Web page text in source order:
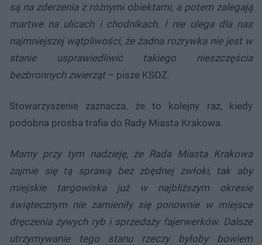
są na zderzenia z różnymi obiektami, a potem zalegają
martwe na ulicach i chodnikach. I nie ulega dla nas
najmniejszej wątpliwości, że żadna rozrywka nie jest w
stanie usprawiedliwić takiego nieszczęścia
bezbronnych zwierząt– pisze KSOZ.
Stowarzyszenie zaznacza, że to kolejny raz, kiedy
podobna prośba trafia do Rady Miasta Krakowa.
Mamy przy tym nadzieję, że Rada Miasta Krakowa
zajmie się tą sprawą bez zbędnej zwłoki, tak aby
miejskie targowiska już w najbliższym okresie
świątecznym nie zamieniły się ponownie w miejsce
dręczenia żywych ryb i sprzedaży fajerwerków. Dalsze
utrzymywanie tego stanu rzeczy byłoby bowiem